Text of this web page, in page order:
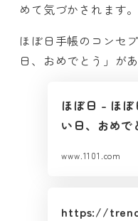
めて気づかされます。
ほぼ日手帳のコンセ
日、おめでとう」があ
ほぼ日 – ほ
い日、おめで
www.1101.com
https://